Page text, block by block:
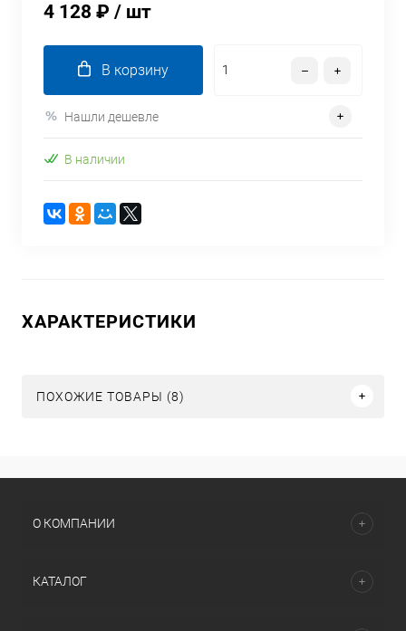
4 128 ₽ / шт
В корзину
Нашли дешевле
В наличии
ХАРАКТЕРИСТИКИ
ПОХОЖИЕ ТОВАРЫ (8)
О КОМПАНИИ
КАТАЛОГ